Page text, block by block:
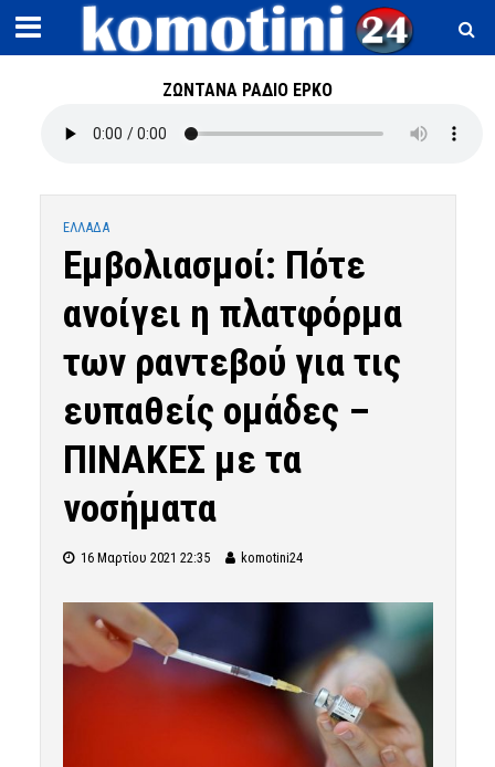
ΖΩΝΤΑΝΑ ΡΑΔΙΟ ΕΡΚΟ
ΕΛΛΑΔΑ
Εμβολιασμοί: Πότε
ανοίγει η πλατφόρμα
των ραντεβού για τις
ευπαθείς ομάδες –
ΠΙΝΑΚΕΣ με τα
νοσήματα
16 Μαρτίου 2021 22:35 komotini24